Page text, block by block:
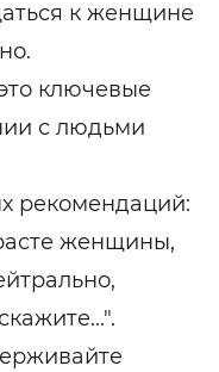
к женщине
ключевые
с людьми
рекомендаций:
женщины,